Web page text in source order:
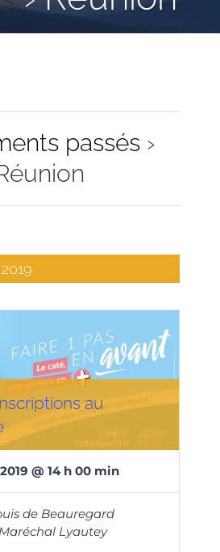
passés ›
au
2019 @ 14 h 00 min
de Beauregard
Lyautey